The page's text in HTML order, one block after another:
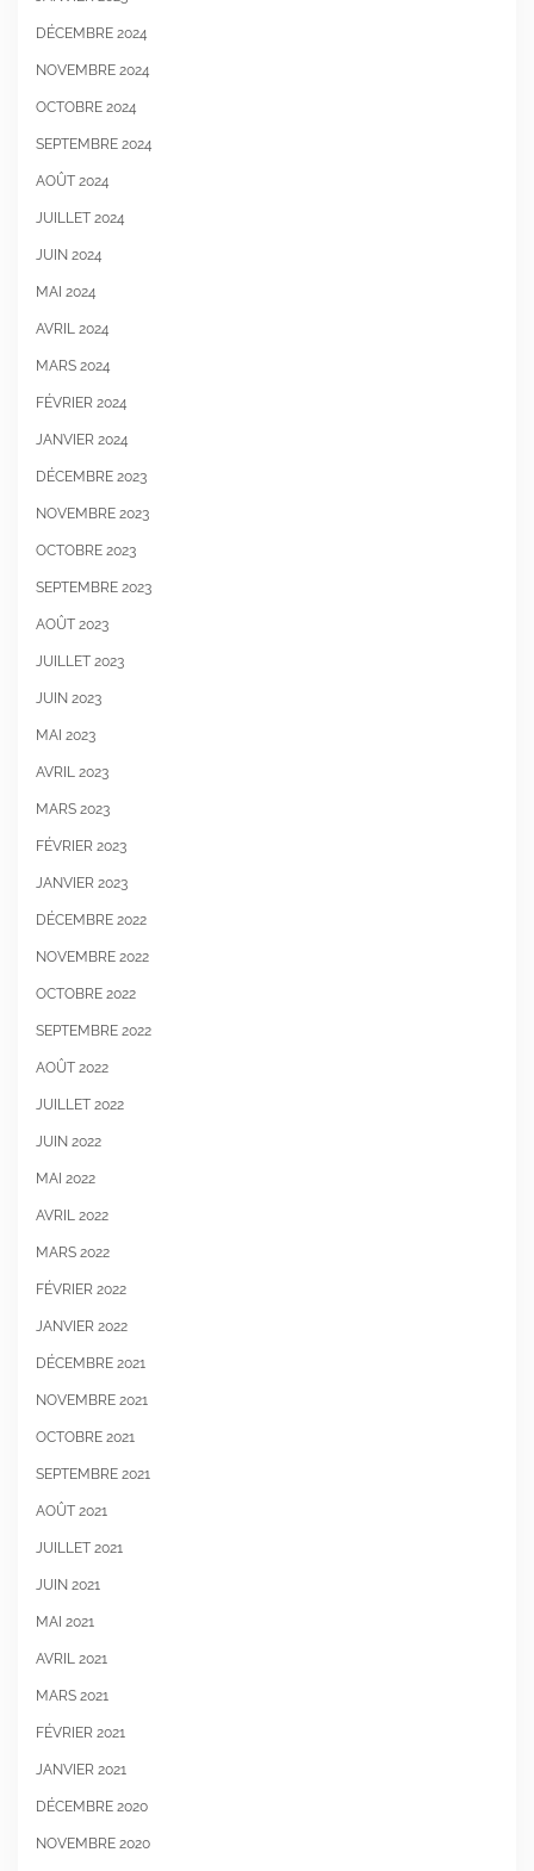
DÉCEMBRE 2024
NOVEMBRE 2024
OCTOBRE 2024
SEPTEMBRE 2024
AOÛT 2024
JUILLET 2024
JUIN 2024
MAI 2024
AVRIL 2024
MARS 2024
FÉVRIER 2024
JANVIER 2024
DÉCEMBRE 2023
NOVEMBRE 2023
OCTOBRE 2023
SEPTEMBRE 2023
AOÛT 2023
JUILLET 2023
JUIN 2023
MAI 2023
AVRIL 2023
MARS 2023
FÉVRIER 2023
JANVIER 2023
DÉCEMBRE 2022
NOVEMBRE 2022
OCTOBRE 2022
SEPTEMBRE 2022
AOÛT 2022
JUILLET 2022
JUIN 2022
MAI 2022
AVRIL 2022
MARS 2022
FÉVRIER 2022
JANVIER 2022
DÉCEMBRE 2021
NOVEMBRE 2021
OCTOBRE 2021
SEPTEMBRE 2021
AOÛT 2021
JUILLET 2021
JUIN 2021
MAI 2021
AVRIL 2021
MARS 2021
FÉVRIER 2021
JANVIER 2021
DÉCEMBRE 2020
NOVEMBRE 2020